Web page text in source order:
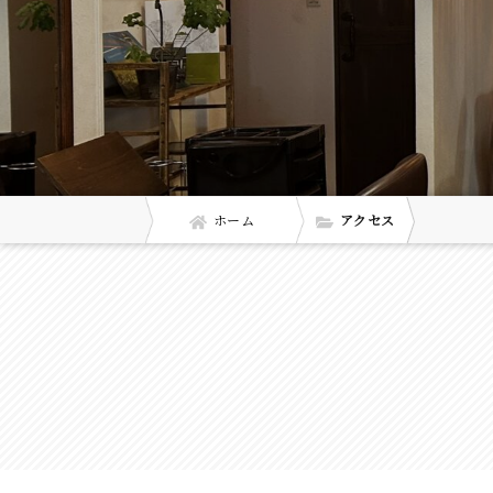
ホーム アクセス